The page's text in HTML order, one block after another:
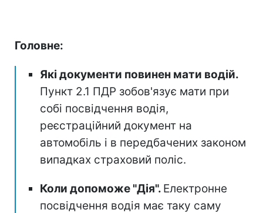
Головне:
Які документи повинен мати водій.
Пункт 2.1 ПДР зобов'язує мати при
собі посвідчення водія,
реєстраційний документ на
автомобіль і в передбачених законом
випадках страховий поліс.
Коли допоможе "Дія". Електронне
посвідчення водія має таку саму